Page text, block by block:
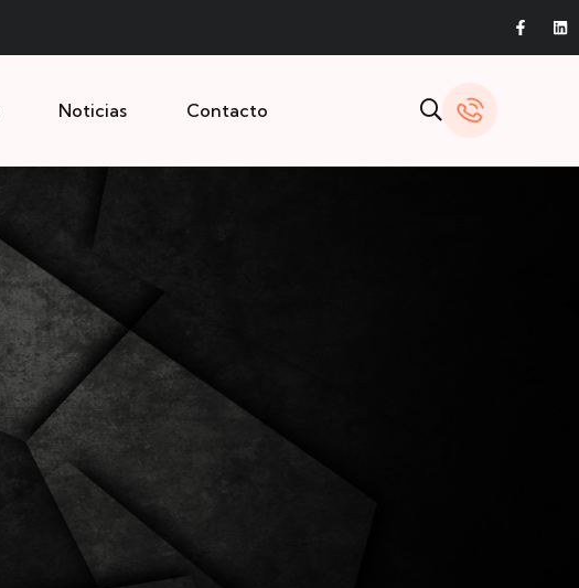
Noticias Contacto